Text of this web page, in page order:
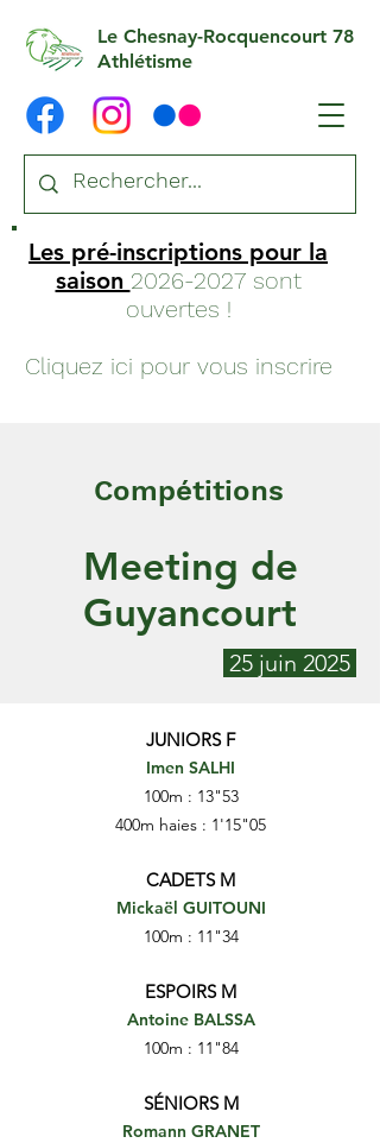
Le Chesnay-Rocquencourt 78
Athlétisme
Les pré-inscriptions pour la
saison 2026-2027sont
ouvertes !
Cliquez ici pour vous inscrire
Compétitions
Meeting de
Guyancourt
25 juin 2025
JUNIORS F
Imen SALHI
100m : 13"53
400m haies : 1'15"05
CADETS M
Mickaël GUITOUNI
100m : 11"34
ESPOIRS M
Antoine BALSSA
100m : 11"84
SÉNIORS M
Romann GRANET